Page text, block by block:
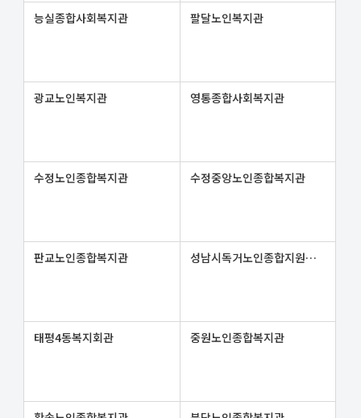
능실종합사회복지관 팔달노인복지관
광교노인복지관 영통종합사회복지관
수정노인종합복지관 수정중앙노인종합복지관
판교노인종합복지관 성남시독거노인종합지원센터
태평4동복지회관 중원노인종합복지관